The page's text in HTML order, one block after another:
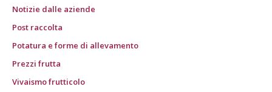
Notizie dalle aziende
Post raccolta
Potatura e forme di allevamento
Prezzi frutta
Vivaismo frutticolo